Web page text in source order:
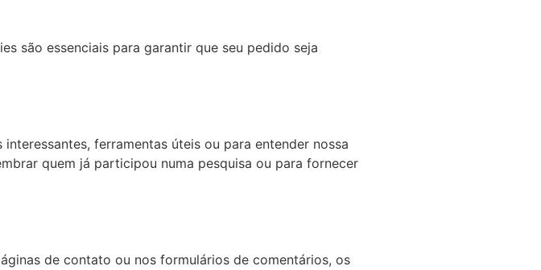
são essenciais para garantir que seu pedido seja
ferramentas úteis ou para entender nossa
quem já participou numa pesquisa ou para fornecer
de contato ou nos formulários de comentários, os